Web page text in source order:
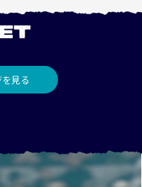
見る